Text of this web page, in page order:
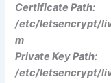
Certificate Path:
/etc/letsencrypt/
m
Private Key Path:
/etc/letsencrypt/